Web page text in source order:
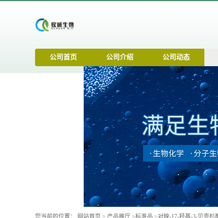
公司首页 公司介绍 公司动态
您当前的位置： 网站首页 > 产品展厅 >标准品 >对映-17-羟基-3-贝壳杉